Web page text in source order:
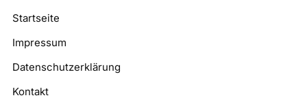
Startseite
Impressum
Datenschutzerklärung
Kontakt